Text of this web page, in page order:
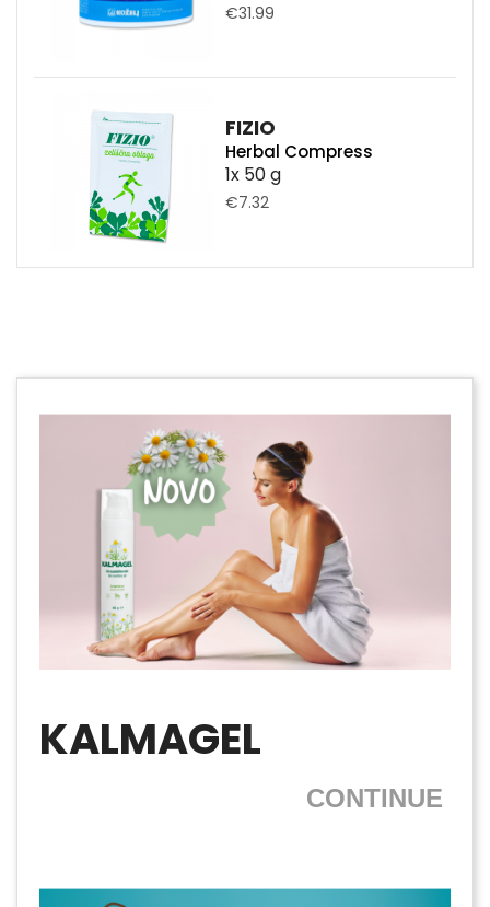
€31.99
FIZIO
Herbal Compress
1x 50 g
€7.32
KALMAGEL
CONTINUE